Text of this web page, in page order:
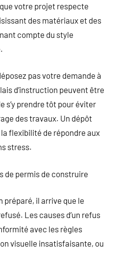
votre projet respecte
des matériaux et des
compte du style
pas votre demande à
d’instruction peuvent être
s’y prendre tôt pour éviter
des travaux. Un dépôt
flexibilité de répondre aux
stress.
de permis de construire
préparé, il arrive que le
Les causes d’un refus
avec les règles
visuelle insatisfaisante, ou